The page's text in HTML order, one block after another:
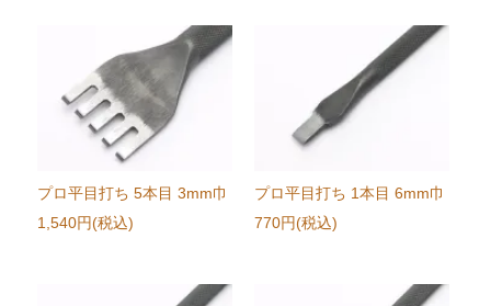
プロ平目打ち 5本目 3mm巾
1,540円(税込)
プロ平目打ち 1本目 6mm巾
770円(税込)